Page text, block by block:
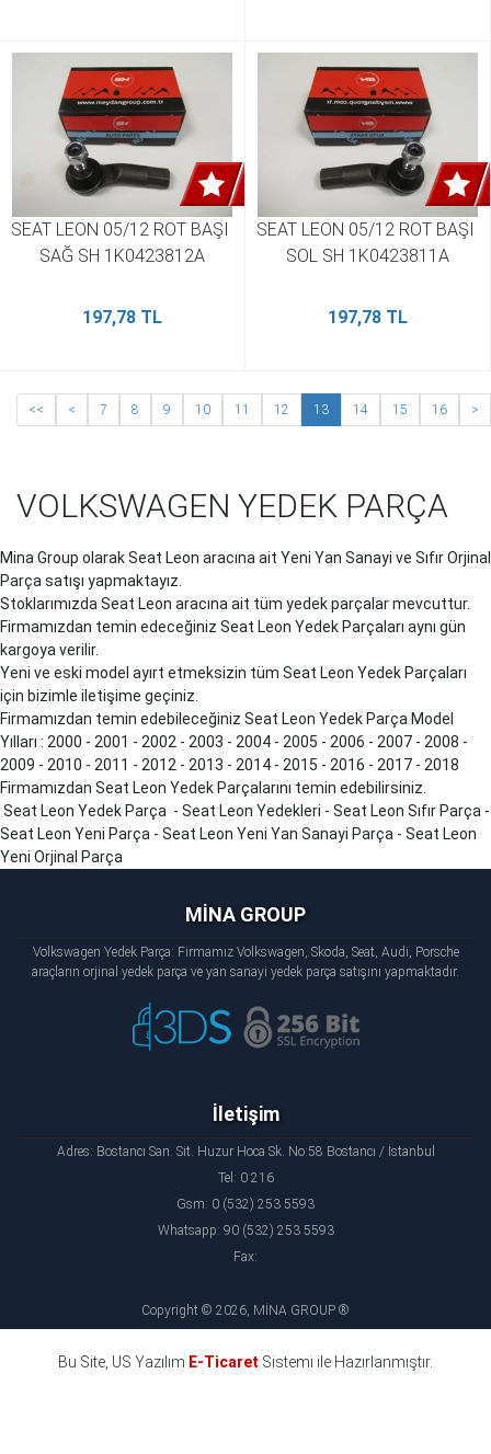
SEAT LEON 05/12 ROT BAŞI
SAĞ SH 1K0423812A
197,78 TL
SEAT LEON 05/12 ROT BAŞI
SOL SH 1K0423811A
197,78 TL
<< < 7 8 9 10 11 12 13 14 15 16 >
VOLKSWAGEN YEDEK PARÇA
Mina Group olarak Seat Leon aracına ait Yeni Yan Sanayi ve Sıfır Orjinal
Parça satışı yapmaktayız.
Stoklarımızda Seat Leon aracına ait tüm yedek parçalar mevcuttur.
Firmamızdan temin edeceğiniz Seat Leon Yedek Parçaları aynı gün
kargoya verilir.
Yeni ve eski model ayırt etmeksizin tüm Seat Leon Yedek Parçaları
için bizimle iletişime geçiniz.
Firmamızdan temin edebileceğiniz Seat Leon Yedek Parça Model
Yılları : 2000 - 2001 - 2002 - 2003 - 2004 - 2005 - 2006 - 2007 - 2008 -
2009 - 2010 - 2011 - 2012 - 2013 - 2014 - 2015 - 2016 - 2017 - 2018
Firmamızdan Seat Leon Yedek Parçalarını temin edebilirsiniz.
Seat Leon Yedek Parça - Seat Leon Yedekleri - Seat Leon Sıfır Parça -
Seat Leon Yeni Parça - Seat Leon Yeni Yan Sanayi Parça - Seat Leon
Yeni Orjinal Parça
MİNA GROUP
Volkswagen Yedek Parça: Firmamız Volkswagen, Skoda, Seat, Audi, Porsche
araçların orjinal yedek parça ve yan sanayi yedek parça satışını yapmaktadır.
İletişim
Adres: Bostancı San. Sit. Huzur Hoca Sk. No:58 Bostancı / İstanbul
Tel: 0 216
Gsm: 0 (532) 253 5593
Whatsapp: 90 (532) 253 5593
Fax:
Copyright © 2026, MİNA GROUP ®
Bu Site, US Yazılım E-Ticaret Sistemi ile Hazırlanmıştır.